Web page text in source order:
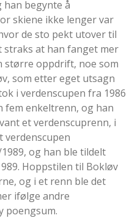
begynte å
skiene ikke lenger var
de sto pekt utover til
straks at han fanget mer
større oppdrift, noe som
som etter eget utsagn
i verdenscupen fra 1986
fem enkeltrenn, og han
et verdenscuprenn, i
verdenscupen
og han ble tildelt
Hoppstilen til Bokløv
og i et renn ble det
ifølge andre
poengsum.